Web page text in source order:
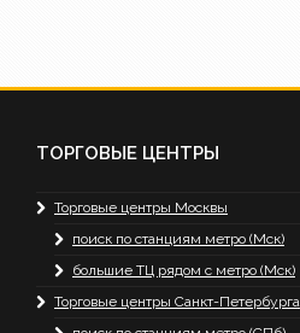
ТОРГОВЫЕ ЦЕНТРЫ
Торговые центры Москвы
поиск по станциям метро (Мск)
большие ТЦ рядом с метро (Мск)
Торговые центры Санкт-Петербурга